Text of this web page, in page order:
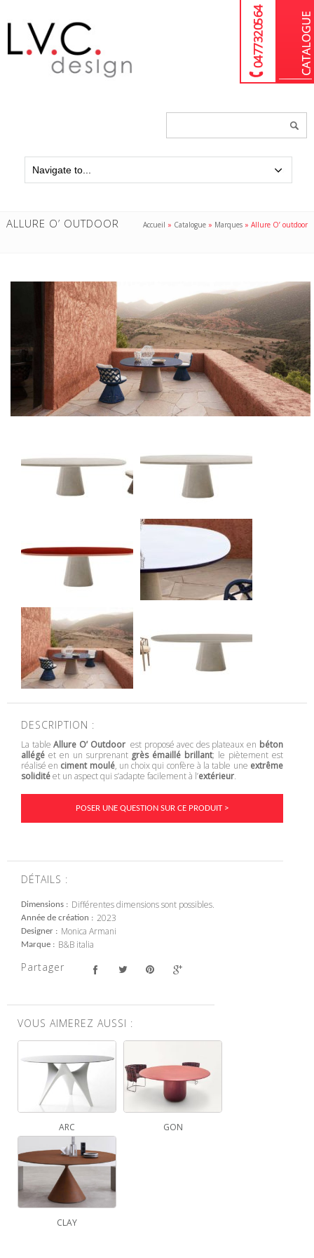
04 77 32 05 64
ALLURE O’ OUTDOOR Accueil » Catalogue » Marques »Allure O’ outdoor
DESCRIPTION :
La tableAllure O’ Outdoorest proposé avec des plateaux en béton
allégé et en un surprenant grès émaillé brillant; le piètement est
réalisé en ciment moulé, un choix qui confère à la table une extrême
soliditéet un aspect qui s’adapte facilement à l’extérieur.
POSER UNE QUESTION SUR CE PRODUIT >
DÉTAILS :
Dimensions Différentes dimensions sont possibles.
Année de création 2023
Designer Monica Armani
Marque B&B italia
Partager
VOUS AIMEREZ AUSSI :
ARC GON
CLAY